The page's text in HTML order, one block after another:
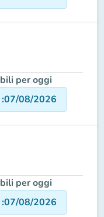
per oggi
:07/08/2026
per oggi
:07/08/2026